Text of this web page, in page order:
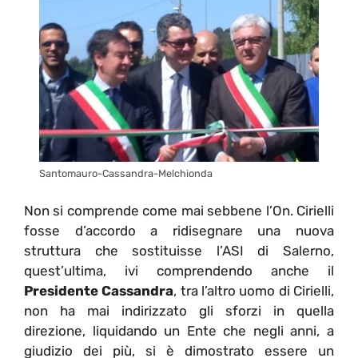
Santomauro-Cassandra-Melchionda
Non si comprende come mai sebbene l’On. Cirielli
fosse d’accordo a ridisegnare una nuova
struttura che sostituisse l’ASI di Salerno,
quest’ultima, ivi comprendendo anche il
Presidente Cassandra, tra l’altro uomo di Cirielli,
non ha mai indirizzato gli sforzi in quella
direzione, liquidando un Ente che negli anni, a
giudizio dei più, si è dimostrato essere un